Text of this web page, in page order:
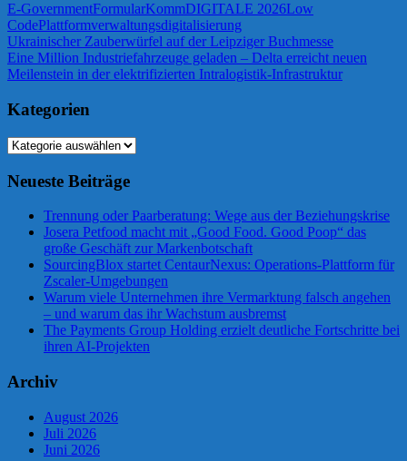
E-GovernmentFormularKommDIGITALE 2026Low
CodePlattformverwaltungsdigitalisierung
Beitragsnavigation
Vorheriger
Beitrag:
Ukrainischer Zauberwürfel auf der Leipziger Buchmesse
Nächster
Beitrag:
Eine Million Industriefahrzeuge geladen – Delta erreicht neuen
Meilenstein in der elektrifizierten Intralogistik-Infrastruktur
Kategorien
Kategorien
Neueste Beiträge
Trennung oder Paarberatung: Wege aus der Beziehungskrise
Josera Petfood macht mit „Good Food. Good Poop“ das
große Geschäft zur Markenbotschaft
SourcingBlox startet CentaurNexus: Operations-Plattform für
Zscaler-Umgebungen
Warum viele Unternehmen ihre Vermarktung falsch angehen
– und warum das ihr Wachstum ausbremst
The Payments Group Holding erzielt deutliche Fortschritte bei
ihren AI-Projekten
Archiv
August 2026
Juli 2026
Juni 2026